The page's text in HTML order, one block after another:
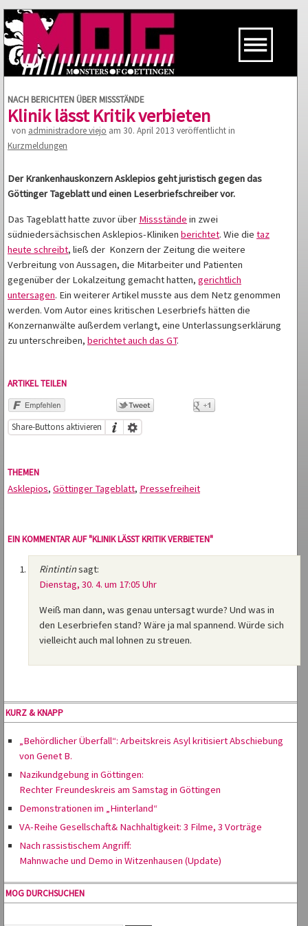
NACH BERICHTEN ÜBER MISSSTÄNDE
Klinik lässt Kritik verbieten
von administradore viejo am 30. April 2013 veröffentlicht in
Kurzmeldungen
Der Krankenhauskonzern Asklepios geht juristisch gegen das
Göttinger Tageblatt und einen Leserbriefschreiber vor.
Das Tageblatt hatte zuvor über Missstände in zwei
südniedersächsischen Asklepios-Kliniken berichtet. Wie die taz
heute schreibt, ließ der Konzern der Zeitung die weitere
Verbreitung von Aussagen, die Mitarbeiter und Patienten
gegenüber der Lokalzeitung gemacht hatten, gerichtlich
untersagen. Ein weiterer Artikel musste aus dem Netz genommen
werden. Vom Autor eines kritischen Leserbriefs hätten die
Konzernanwälte außerdem verlangt, eine Unterlassungserklärung
zu unterschreiben, berichtet auch das GT.
ARTIKEL TEILEN
Share-Buttons aktivieren
THEMEN
Asklepios, Göttinger Tageblatt, Pressefreiheit
EIN KOMMENTAR AUF "KLINIK LÄSST KRITIK VERBIETEN"
Rintintinsagt:
Dienstag, 30. 4. um 17:05 Uhr
Weiß man dann, was genau untersagt wurde? Und was in
den Leserbriefen stand? Wäre ja mal spannend. Würde sich
vielleicht auch mal lohnen zu streuen.
KURZ & KNAPP
„Behördlicher Überfall“: Arbeitskreis Asyl kritisiert Abschiebung
von Genet B.
Nazikundgebung in Göttingen:
Rechter Freundeskreis am Samstag in Göttingen
Demonstrationen im „Hinterland“
VA-Reihe Gesellschaft& Nachhaltigkeit: 3 Filme, 3 Vorträge
Nach rassistischem Angriff:
Mahnwache und Demo in Witzenhausen (Update)
MOG DURCHSUCHEN